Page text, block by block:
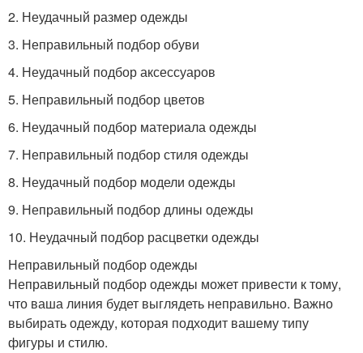
2. Неудачный размер одежды
3. Неправильный подбор обуви
4. Неудачный подбор аксессуаров
5. Неправильный подбор цветов
6. Неудачный подбор материала одежды
7. Неправильный подбор стиля одежды
8. Неудачный подбор модели одежды
9. Неправильный подбор длины одежды
10. Неудачный подбор расцветки одежды
Неправильный подбор одежды
Неправильный подбор одежды может привести к тому,
что ваша линия будет выглядеть неправильно. Важно
выбирать одежду, которая подходит вашему типу
фигуры и стилю.